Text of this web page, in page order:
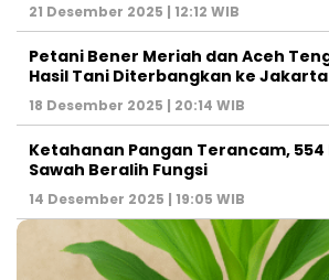
21 Desember 2025 | 12:12 WIB
Petani Bener Meriah dan Aceh
Hasil Tani Diterbangkan ke Jakarta
18 Desember 2025 | 20:14 WIB
Ketahanan Pangan Terancam, 554
Sawah Beralih Fungsi
14 Desember 2025 | 19:05 WIB